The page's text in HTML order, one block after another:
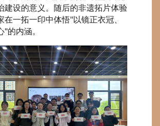
建设的意义。随后的非遗拓片体验
在一拓一印中体悟"以镜正衣冠、
的内涵。